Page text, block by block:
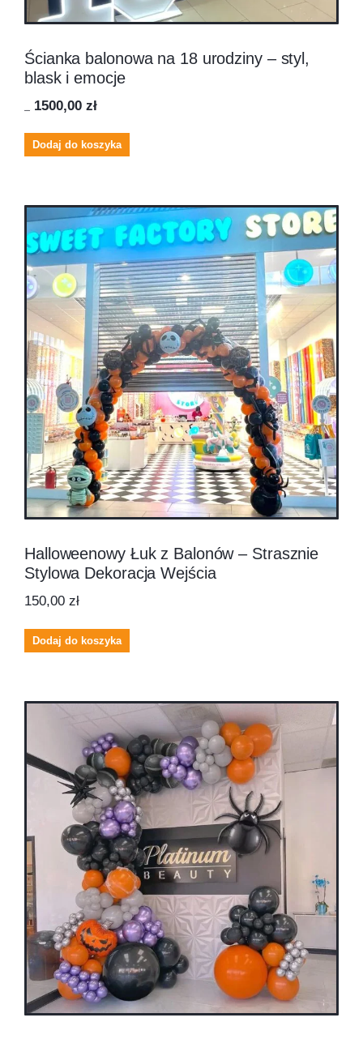
Ścianka balonowa na 18 urodziny – styl,
blask i emocje
1500,00 zł
Dodaj do koszyka
Halloweenowy Łuk z Balonów – Strasznie
Stylowa Dekoracja Wejścia
150,00 zł
Dodaj do koszyka